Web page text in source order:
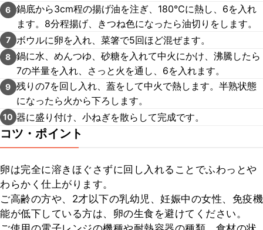
6 鍋底から3cm程の揚げ油を注ぎ、180℃に熱し、6を入れ
ます。8分程揚げ、きつね色になったら油切りをします。
7 ボウルに卵を入れ、菜箸で5回ほど混ぜます。
8 鍋に水、めんつゆ、砂糖を入れて中火にかけ、沸騰したら
7の半量を入れ、さっと火を通し、6を入れます。
9 残りの7を回し入れ、蓋をして中火で熱します。半熟状態
になったら火から下ろします。
10 器に盛り付け、小ねぎを散らして完成です。
コツ・ポイント
卵は完全に溶きほぐさずに回し入れることでふわっとや
わらかく仕上がります。
ご高齢の方や、2才以下の乳幼児、妊娠中の女性、免疫機
能が低下している方は、卵の生食を避けてください。